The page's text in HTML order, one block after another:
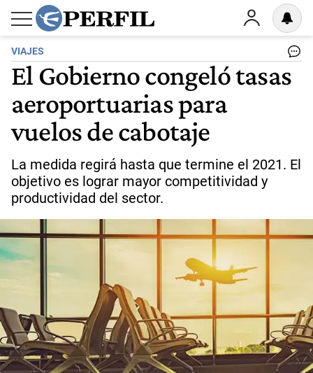
VIAJES
El Gobierno congeló tasas
aeroportuarias para
vuelos de cabotaje
La medida regirá hasta que termine el 2021. El
objetivo es lograr mayor competitividad y
productividad del sector.